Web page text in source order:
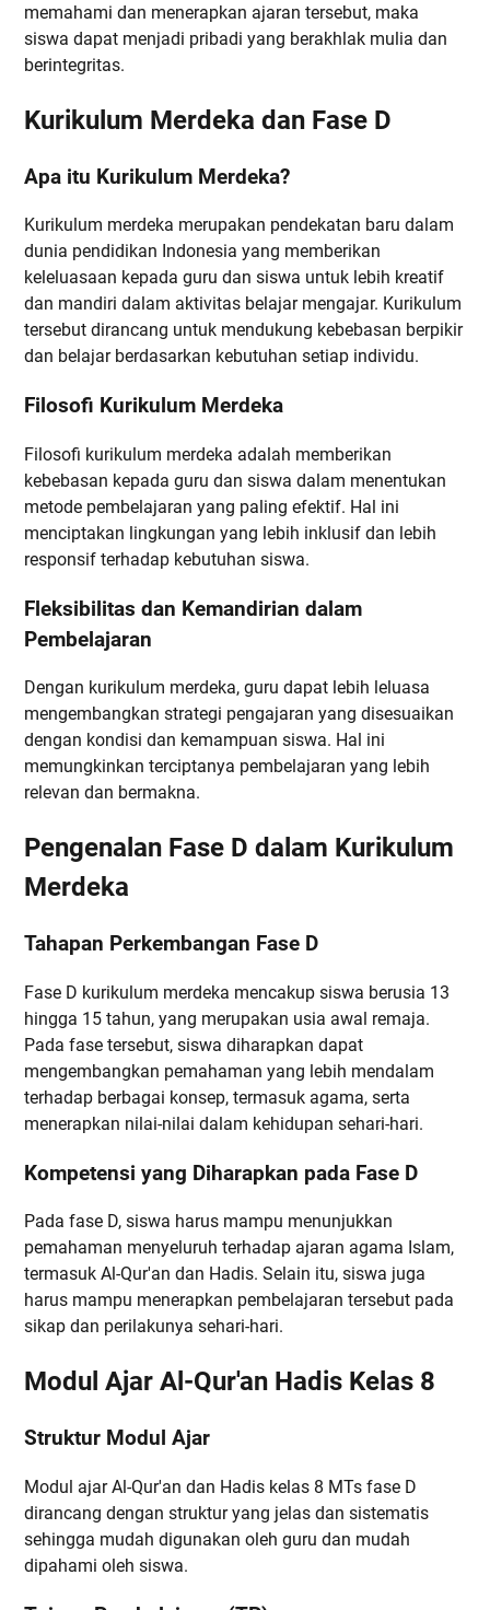
memahami dan menerapkan ajaran tersebut, maka
siswa dapat menjadi pribadi yang berakhlak mulia dan
berintegritas.
Kurikulum Merdeka dan Fase D
Apa itu Kurikulum Merdeka?
Kurikulum merdeka merupakan pendekatan baru dalam
dunia pendidikan Indonesia yang memberikan
keleluasaan kepada guru dan siswa untuk lebih kreatif
dan mandiri dalam aktivitas belajar mengajar. Kurikulum
tersebut dirancang untuk mendukung kebebasan berpikir
dan belajar berdasarkan kebutuhan setiap individu.
Filosofi Kurikulum Merdeka
Filosofi kurikulum merdeka adalah memberikan
kebebasan kepada guru dan siswa dalam menentukan
metode pembelajaran yang paling efektif. Hal ini
menciptakan lingkungan yang lebih inklusif dan lebih
responsif terhadap kebutuhan siswa.
Fleksibilitas dan Kemandirian dalam
Pembelajaran
Dengan kurikulum merdeka, guru dapat lebih leluasa
mengembangkan strategi pengajaran yang disesuaikan
dengan kondisi dan kemampuan siswa. Hal ini
memungkinkan terciptanya pembelajaran yang lebih
relevan dan bermakna.
Pengenalan Fase D dalam Kurikulum
Merdeka
Tahapan Perkembangan Fase D
Fase D kurikulum merdeka mencakup siswa berusia 13
hingga 15 tahun, yang merupakan usia awal remaja.
Pada fase tersebut, siswa diharapkan dapat
mengembangkan pemahaman yang lebih mendalam
terhadap berbagai konsep, termasuk agama, serta
menerapkan nilai-nilai dalam kehidupan sehari-hari.
Kompetensi yang Diharapkan pada Fase D
Pada fase D, siswa harus mampu menunjukkan
pemahaman menyeluruh terhadap ajaran agama Islam,
termasuk Al-Qur'an dan Hadis. Selain itu, siswa juga
harus mampu menerapkan pembelajaran tersebut pada
sikap dan perilakunya sehari-hari.
Modul Ajar Al-Qur'an Hadis Kelas 8
Struktur Modul Ajar
Modul ajar Al-Qur'an dan Hadis kelas 8 MTs fase D
dirancang dengan struktur yang jelas dan sistematis
sehingga mudah digunakan oleh guru dan mudah
dipahami oleh siswa.